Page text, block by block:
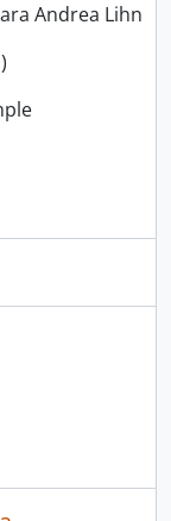
Andrea Lihn